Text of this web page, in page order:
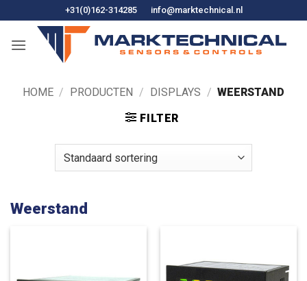
naar
+31(0)162-314285 info@marktechnical.nl
HOME / PRODUCTEN / DISPLAYS / WEERSTAND
FILTER
Weerstand